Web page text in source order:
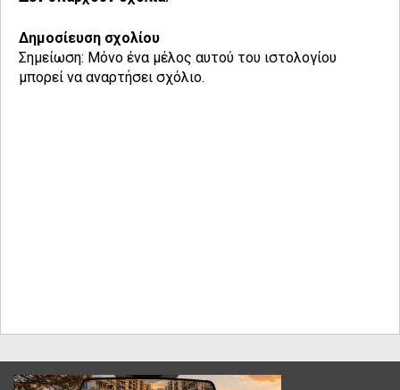
Δημοσίευση σχολίου
Σημείωση: Μόνο ένα μέλος αυτού του ιστολογίου
μπορεί να αναρτήσει σχόλιο.